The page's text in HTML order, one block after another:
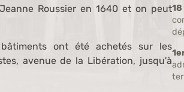
Roussier en 1640 et on peut
ont été achetés sur les
avenue de la Libération, jusqu'à